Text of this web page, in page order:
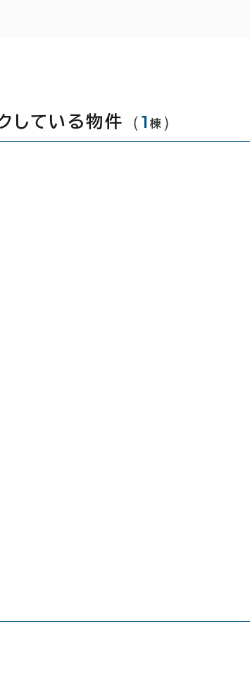
している物件 （1 棟 ）